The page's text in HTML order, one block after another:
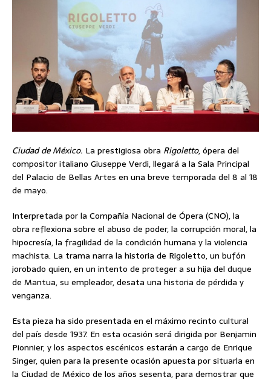
Ciudad de México. La prestigiosa obra Rigoletto, ópera del
compositor italiano Giuseppe Verdi, llegará a la Sala Principal
del Palacio de Bellas Artes en una breve temporada del 8 al 18
de mayo.
Interpretada por la Compañía Nacional de Ópera (CNO), la
obra reflexiona sobre el abuso de poder, la corrupción moral, la
hipocresía, la fragilidad de la condición humana y la violencia
machista. La trama narra la historia de Rigoletto, un bufón
jorobado quien, en un intento de proteger a su hija del duque
de Mantua, su empleador, desata una historia de pérdida y
venganza.
Esta pieza ha sido presentada en el máximo recinto cultural
del país desde 1937. En esta ocasión será dirigida por Benjamin
Pionnier, y los aspectos escénicos estarán a cargo de Enrique
Singer, quien para la presente ocasión apuesta por situarla en
la Ciudad de México de los años sesenta, para demostrar que